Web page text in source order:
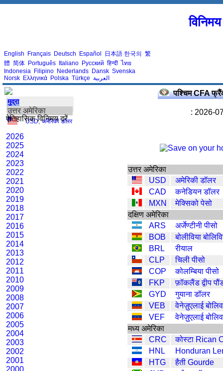
English Français Deutsch Español 日本語 한국의 繁
體 简体 Português Italiano Русский हिन्दी ไทย
Indonesia Filipino Nederlands Dansk Svenska
Norsk Ελληνικά Polska Türkçe العربية
मुद्रा
उत्तर अमेरिका
USD, अमेरिकी डॉलर
ऐतिहासिक विनिमय दरें
2026
2025
2024
2023
2022
2021
2020
2019
2018
2017
2016
2015
2014
2013
2012
2011
2010
2009
2008
2007
2006
2005
2004
2003
2002
2001
2000
पश्चिम CFA
: 2026-
उत्तर अमेरिका
USD
अमेरिकी डॉलर
CAD
कनेडियन डॉलर
MXN
मेक्सिको पेसो
दक्षिण अमेरिका
ARS
अर्जेण्टीनी पीसो
BOB
बोलीविया
BRL
रीयाल
CLP
चिली पीसो
COP
कोलम्बिया पीसो
FKP
फ़ॉकलैंड द्वीप
GYD
गुयाना डॉलर
VEB
वेनेज़ुएलाई
VEF
वेनेज़ुएलाई
मध्य अमेरिका
CRC
कोस्टा Rican
HNL
Honduran
HTG
हैती Gourde